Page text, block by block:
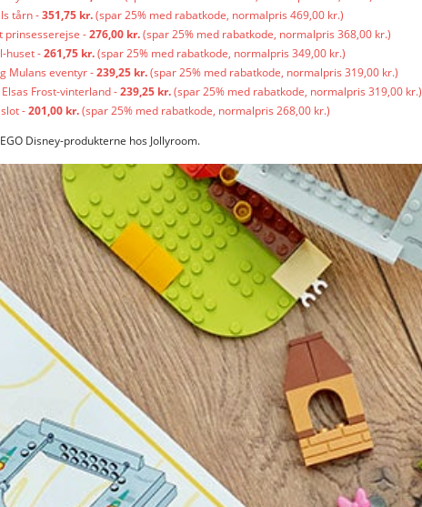
tårn -351,75 kr.(spar 25% med rabatkode, normalpris 469,00 kr.)
prinsesserejse -276,00 kr.(spar 25% med rabatkode, normalpris 368,00 kr.)
huset -261,75 kr.(spar 25% med rabatkode, normalpris 349,00 kr.)
Mulans eventyr -239,25 kr.(spar 25% med rabatkode, normalpris 319,00 kr.)
Frost-vinterland -239,25 kr.(spar 25% med rabatkode, normalpris 319,00 kr.)
-201,00 kr.(spar 25% med rabatkode, normalpris 268,00 kr.)
Disney-produkterne hos Jollyroom.